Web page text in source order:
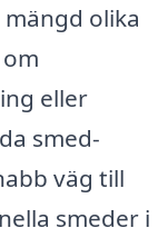
olika
eller
smed-
väg till
smeder i